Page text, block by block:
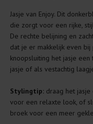
Je wilt natuurlijk lang
Daarom geven wij een
Lees altijd eerst
Was kleding
buitenkant.
Wees zuinig met
genoeg.
Was zo koud
Jasje van Enjoy. Dit
die zorgt voor een rijke,
De rechte belijning en
dat je er makkelijk even
knoopsluiting het jasje
jasje of als vestachtig
Stylingtip: draag het
voor een relaxte look, of
broek voor een meer